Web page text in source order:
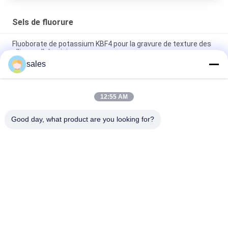
Sels de fluorure
Fluoborate de potassium KBF4 pour la gravure de texture des
alliages d'aluminium
Poudre blanche de fluoborate de potassium KBF4 pour la
gravure de texture des alliages d'aluminium
CAS 14075-53-7 Poudre blanche Fluoborate de potassium
sales
12:55 AM
Good day, what product are you looking for?